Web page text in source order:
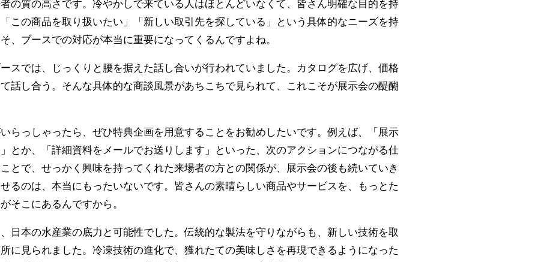
の質の高さです。冷やかしで来ている人はほとんどいなくて、皆さん明確な目的を持
この商品を取り扱いたい」「新しい取引先を探している」という具体的なニーズを持
、ブースでの対応が本当に重要になってくるんですよね。
スでは、じっくりと腰を据えた話し合いが行われていました。カタログを広げ、価格
話し合う。そんな具体的な商談風景があちこちで見られて、これこそが展示会の醍醐
らっしゃったら、ぜひ特典企画を用意することをお勧めしたいです。例えば、「展示
とか、「詳細資料をメールでお送りします」といった、次のアクションにつながる仕
とで、せっかく興味を持ってくれた来場者の方との関係が、展示会の後も続いていき
るのは、本当にもったいないです。皆さんの素晴らしい商品やサービスを、もっとた
そこにあるんですから。
日本の水産業の底力と可能性でした。伝統的な製法を守りながらも、新しい技術を取
に見られました。冷凍技術の進化で、獲れたての美味しさを再現できるようになった